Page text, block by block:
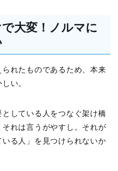
大変！ノルマに
れたものであるため、本来
い。
している人をつなぐ架け橋
れは言うがやすし。それが
る人」を見つけられないか